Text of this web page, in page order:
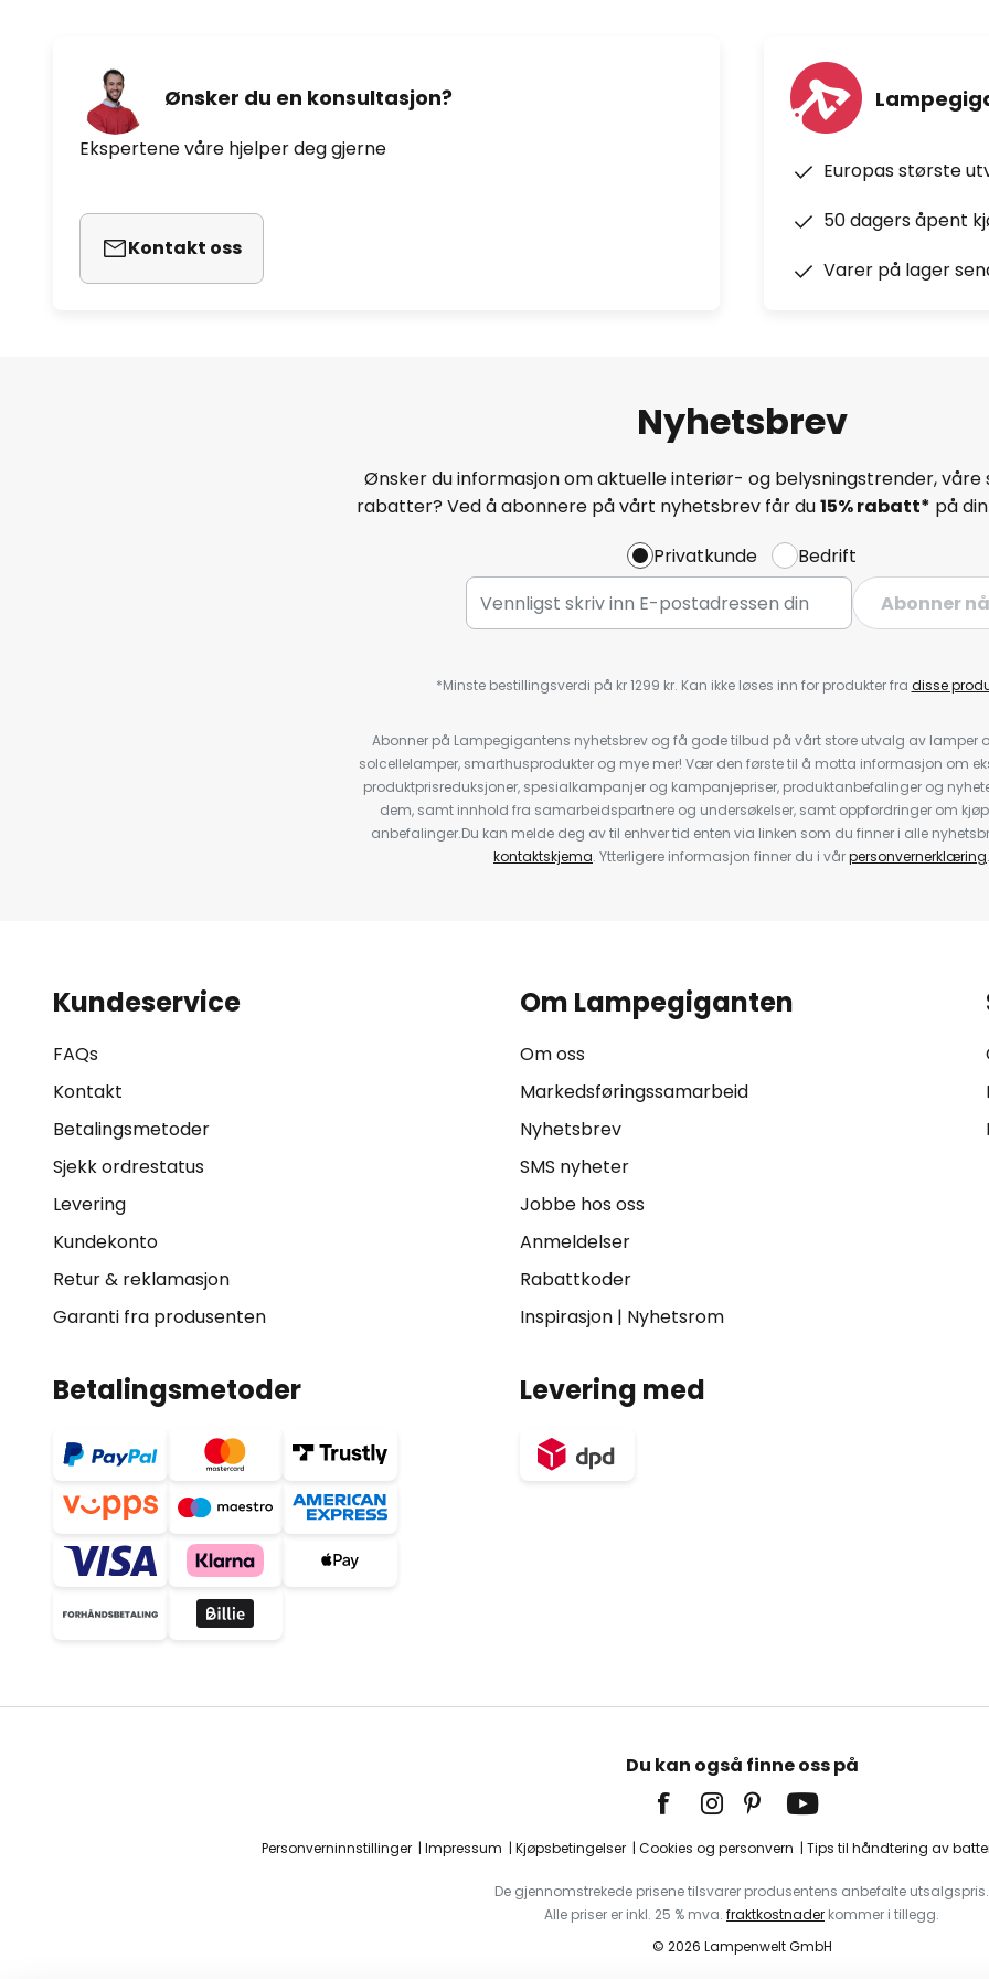
Ønsker du en konsultasjon?
Ekspertene våre hjelper deg gjerne
Kontakt oss
Europas største
50 dagers åpent
Varer på lager
Nyhetsbrev
Ønsker du informasjon om aktuelle interiør- og belysningstrender, våre
rabatter? Ved å abonnere på vårt nyhetsbrev får du15% rabatt* på
Privatkunde
Bedrift
Abonner nå
*Minste bestillingsverdi på kr 1299 kr. Kan ikke løses inn for produkter fra disse
Abonner på Lampegigantens nyhetsbrev og få gode tilbud på vårt store utvalg av lamper
solcellelamper, smarthusprodukter og mye mer! Vær den første til å motta informasjon om
produktprisreduksjoner, spesialkampanjer og kampanjepriser, produktanbefalinger og
dem, samt innhold fra samarbeidspartnere og undersøkelser, samt oppfordringer om
anbefalinger.Du kan melde deg av til enhver tid enten via linken som du finner i alle
kontaktskjema. Ytterligere informasjon finner du i vårpersonvernerklæring.
Kundeservice
FAQs
Kontakt
Betalingsmetoder
Sjekk ordrestatus
Levering
Kundekonto
Retur & reklamasjon
Garanti fra produsenten
Om Lampegiganten
Om oss
Markedsføringssamarbeid
Nyhetsbrev
SMS nyheter
Jobbe hos oss
Anmeldelser
Rabattkoder
Inspirasjon| Nyhetsrom
Betalingsmetoder Levering med
Du kan også finne oss på
Personverninnstillinger Impressum Kjøpsbetingelser Cookies og personvern Tips til håndtering av
De gjennomstrekede prisene tilsvarer produsentens anbefalte utsalgspris.
Alle priser er inkl. 25 % mva. fraktkostnader kommer i tillegg.
© 2026 Lampenwelt GmbH